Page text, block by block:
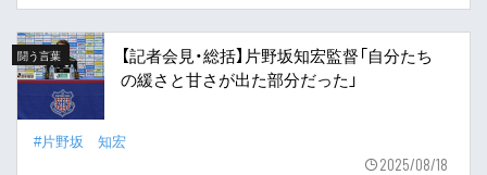
闘う言葉
【記者会見・総括】片野坂知宏監督「自分たち
の緩さと甘さが出た部分だった」
#片野坂 知宏
2025/08/18